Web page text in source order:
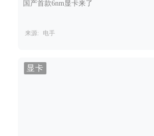
国产首款6nm显卡来了
来源: 电手
显卡